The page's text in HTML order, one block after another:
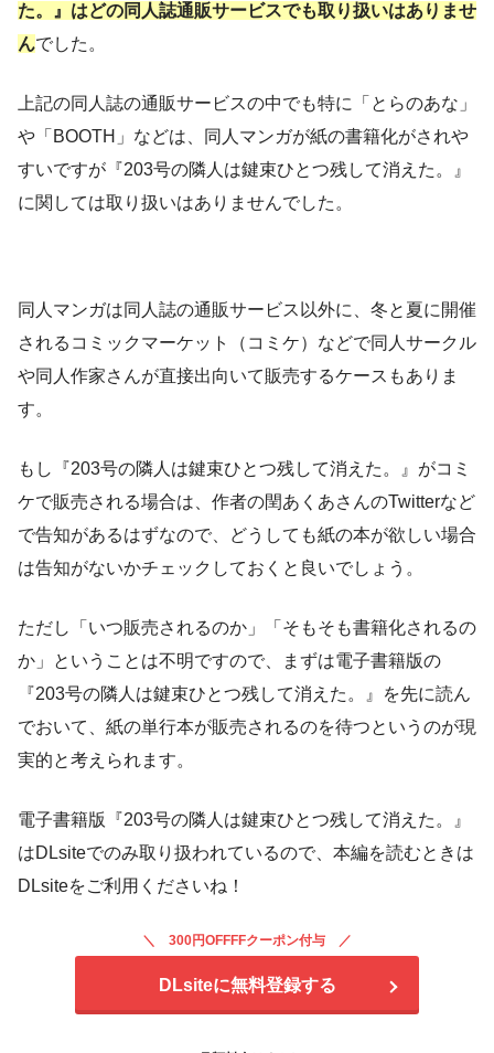
た。』はどの同人誌通販サービスでも取り扱いはありませ
んでした。
上記の同人誌の通販サービスの中でも特に「とらのあな」
や「BOOTH」などは、同人マンガが紙の書籍化がされや
すいですが『203号の隣人は鍵束ひとつ残して消えた。』
に関しては取り扱いはありませんでした。
同人マンガは同人誌の通販サービス以外に、冬と夏に開催
されるコミックマーケット（コミケ）などで同人サークル
や同人作家さんが直接出向いて販売するケースもありま
す。
もし『203号の隣人は鍵束ひとつ残して消えた。』がコミ
ケで販売される場合は、作者の閏あくあさんのTwitterなど
で告知があるはずなので、どうしても紙の本が欲しい場合
は告知がないかチェックしておくと良いでしょう。
ただし「いつ販売されるのか」「そもそも書籍化されるの
か」ということは不明ですので、まずは電子書籍版の
『203号の隣人は鍵束ひとつ残して消えた。』を先に読ん
でおいて、紙の単行本が販売されるのを待つというのが現
実的と考えられます。
電子書籍版『203号の隣人は鍵束ひとつ残して消えた。』
はDLsiteでのみ取り扱われているので、本編を読むときは
DLsiteをご利用くださいね！
300円OFFFFクーポン付与
DLsiteに無料登録する